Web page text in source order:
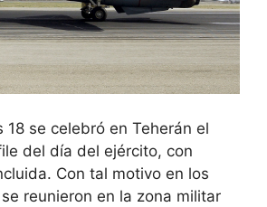
18 se celebró en Teherán el
del día del ejército, con
Con tal motivo en los
reunieron en la zona militar